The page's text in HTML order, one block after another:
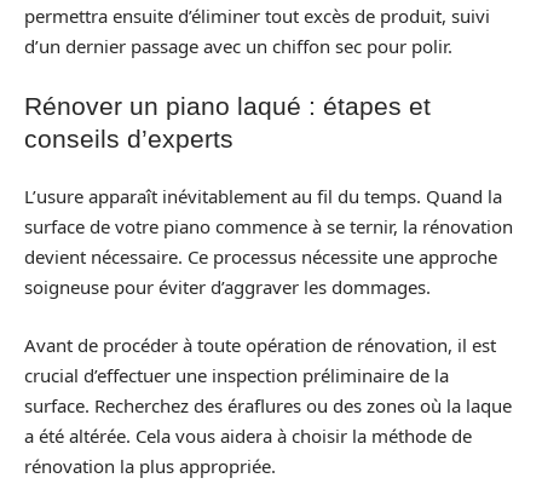
permettra ensuite d’éliminer tout excès de produit, suivi
d’un dernier passage avec un chiffon sec pour polir.
Rénover un piano laqué : étapes et
conseils d’experts
L’usure apparaît inévitablement au fil du temps. Quand la
surface de votre piano commence à se ternir, la rénovation
devient nécessaire. Ce processus nécessite une approche
soigneuse pour éviter d’aggraver les dommages.
Avant de procéder à toute opération de rénovation, il est
crucial d’effectuer une inspection préliminaire de la
surface. Recherchez des éraflures ou des zones où la laque
a été altérée. Cela vous aidera à choisir la méthode de
rénovation la plus appropriée.